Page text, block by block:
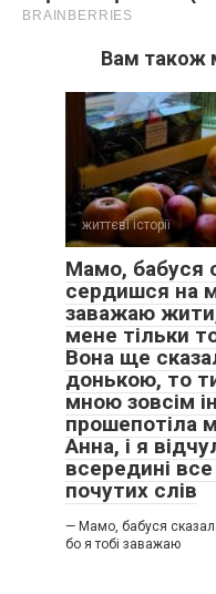
Вам також
життєві історії
Мамо, бабуся
сердишся на
заважаю
мене тільки
Вона ще
донькою, то
мною зовсім
прошепотіла
Анна, і я
всередині
почутих слів
— Мамо, бабуся
бо я тобі заважаю